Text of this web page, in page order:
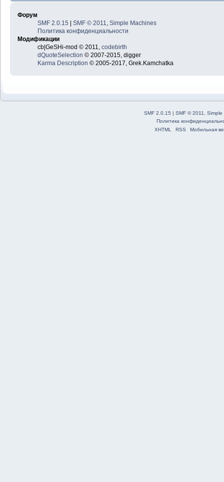
Форум
SMF 2.0.15 | SMF © 2011
Simple Machines
Политика конфиденциальности
Модификации
cb|GeSHi-mod © 2011, codebirth
dQuoteSelection © 2007-2015, digger
Karma Description © 2005-2017, Grek.Kamchatka
SMF 2.0.15 | SMF © 2011
Simple
Политика
XHTML
RSS Мобильная